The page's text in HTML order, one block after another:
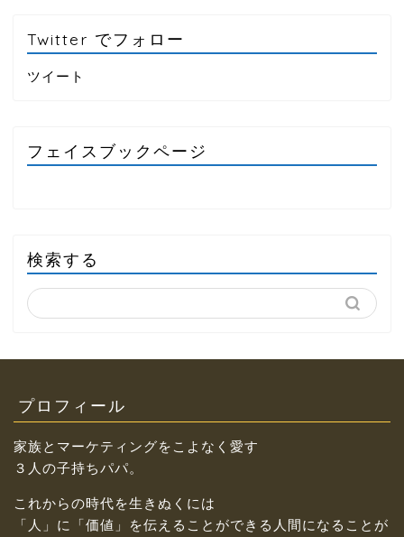
Twitter でフォロー
ツイート
フェイスブックページ
検索する
プロフィール
家族とマーケティングをこよなく愛す
３人の子持ちパパ。
これからの時代を生きぬくには
「人」に「価値」を伝えることができる人間になることが